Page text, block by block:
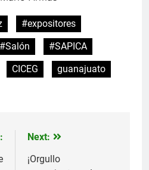
#expositores
#Salón
#SAPICA
CICEG
guanajuato
Next:
¡Orgullo